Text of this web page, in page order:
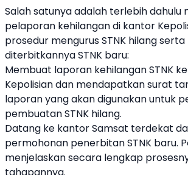
Salah satunya adalah terlebih dahulu
pelaporan kehilangan di kantor
prosedur mengurus STNK hilang
diterbitkannya STNK baru:
Membuat laporan kehilangan STNK
Kepolisian dan mendapatkan surat
laporan yang akan digunakan untuk
pembuatan STNK hilang.
Datang ke kantor Samsat terdekat
permohonan penerbitan STNK baru.
menjelaskan secara lengkap